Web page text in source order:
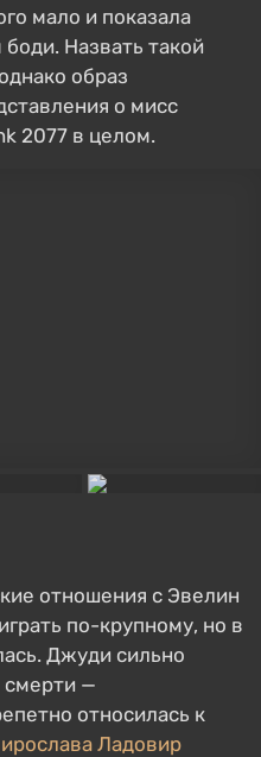
мало и показала
Назвать такой
образ
о мисс
2077 в целом.
отношения с Эвелин
по-крупному, но в
Джуди сильно
смерти —
относилась к
Ладовир